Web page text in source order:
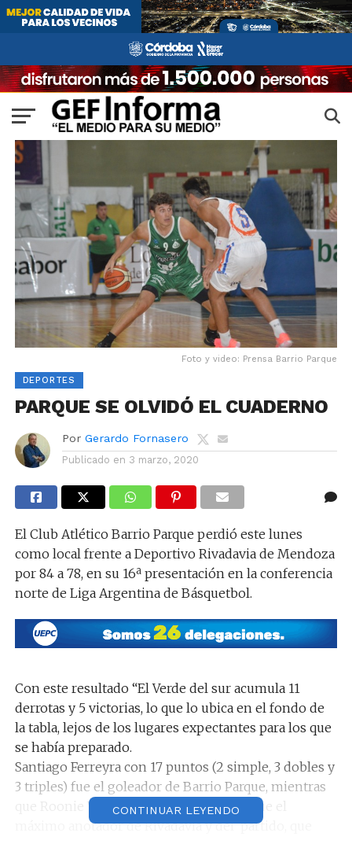
Foto y video: Prensa Barrio Parque
DEPORTES
PARQUE SE OLVIDÓ EL CUADERNO
Por Gerardo Fornasero
Publicado en 3 marzo, 2020
El Club Atlético Barrio Parque perdió este lunes
como local frente a Deportivo Rivadavia de Mendoza
por 84 a 78, en su 16ª presentación en la conferencia
norte de Liga Argentina de Básquetbol.
Con este resultado “El Verde del sur acumula 11
derrotas y 5 victorias, lo que lo ubica en el fondo de
la tabla, lejos de los lugares expectantes para los que
se había preparado.
Santiago Ferreyra con 17 puntos (2 simple, 3 dobles y
3 triples) fue el goleador de Barrio Parque, mientras
que Roonie White con 24 tantos (4/7/2) fue el
máximo anotador de Rivadavia y del partido, que
CONTINUAR LEYENDO